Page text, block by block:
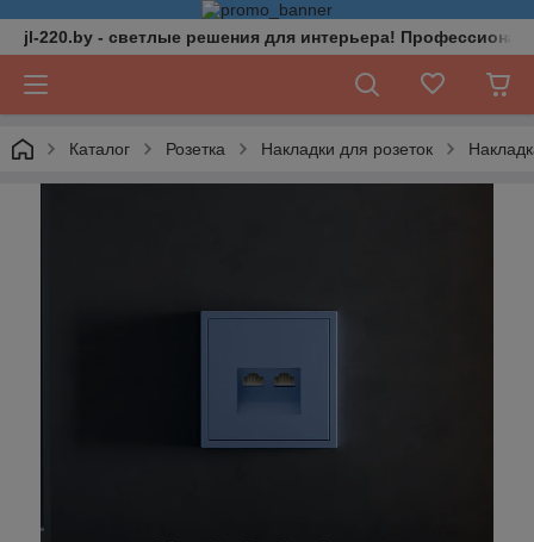
jl-220.by - светлые решения для интерьера!
Каталог Розетка Накладки для розеток